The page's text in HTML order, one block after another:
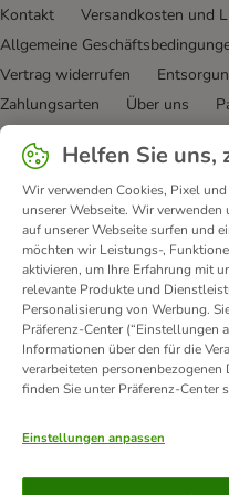
Kontakt Versandkosten und
Allgemeine
Vertrag widerrufen
Zahlungsarten
Über uns
Corporate Website
Helfen Sie uns,
Wir verwenden Cookies, Pixel
unserer Webseite. Wir
auf unserer Webseite surfen und
möchten wir Leistungs-,
aktivieren, um Ihre Erfahrung mit
relevante Produkte und
Personalisierung von Werbung.
Präferenz-Center (“Einstellungen
Informationen über den für die
verarbeiteten
finden Sie unter Präferenz-Center
Einstellungen anpassen